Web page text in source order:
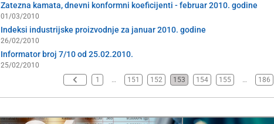
Zatezna kamata, dnevni konformni koeficijenti - februar 2010. godine
01/03/2010
Indeksi industrijske proizvodnje za januar 2010. godine
26/02/2010
Informator broj 7/10 od 25.02.2010.
25/02/2010
1
… 151 152 153 154 155 … 186